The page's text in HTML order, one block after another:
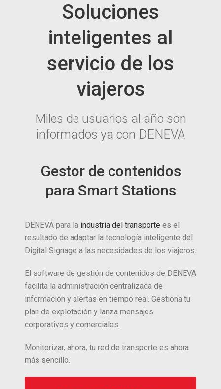
Soluciones
inteligentes al
servicio de los
viajeros
Miles de usuarios al año son
informados ya con DENEVA
Gestor de contenidos
para Smart Stations
DENEVA para la industria del transporte es el
resultado de adaptar la tecnología inteligente del
Digital Signage a las necesidades de los viajeros.
El software de gestión de contenidos de DENEVA
facilita la administración centralizada de
información y alertas en tiempo real. Gestiona tu
plan de explotación y lanza mensajes
corporativos y comerciales.
Monitorizar, ahora, tu red de transporte es ahora
más sencillo.